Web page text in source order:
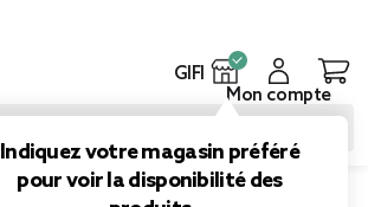
GIFI
Indiquez votre magasin préféré
pour voir la disponibilité des
Mon compte